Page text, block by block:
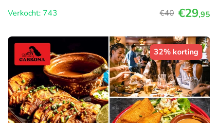
Verkocht: 743
€40 €29,95
32% korting